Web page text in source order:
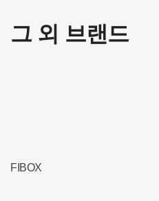
그 외 브랜드
FIBOX